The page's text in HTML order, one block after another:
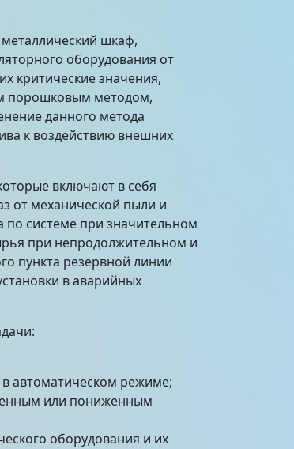
металлический шкаф,
оборудования от
критические значения,
порошковым методом,
данного метода
к воздействию внешних
включают в себя
от механической пыли и
системе при значительном
при непродолжительном и
пункта резервной линии
в аварийных
в автоматическом режиме;
или пониженным
оборудования и их